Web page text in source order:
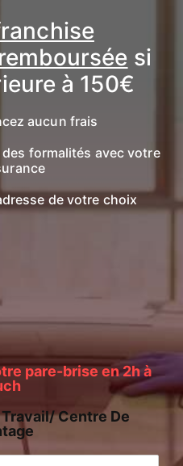
si
à 150€
aucun frais
formalités avec votre
de votre choix
pare-brise en 2h à
Centre De